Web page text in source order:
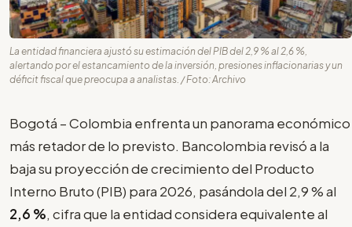
La entidad financiera ajustó su estimación del PIB del 2,9 % al 2,6 %,
alertando por el estancamiento de la inversión, presiones inflacionarias y un
déficit fiscal que preocupa a analistas. / Foto: Archivo
Bogotá – Colombia enfrenta un panorama económico
más retador de lo previsto. Bancolombia revisó a la
baja su proyección de crecimiento del Producto
Interno Bruto (PIB) para 2026, pasándola del 2,9 % al
2,6 %, cifra que la entidad considera equivalente al